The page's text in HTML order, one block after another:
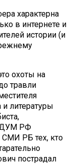
характерна
в интернете и
истории (и
охоты на
травли
и литературы
ДУМ РФ
СМИ РБ тех, кто
пострадал